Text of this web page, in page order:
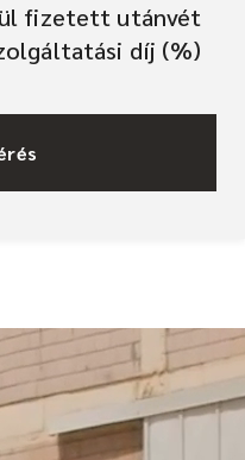
fizetett utánvét
díj (%)